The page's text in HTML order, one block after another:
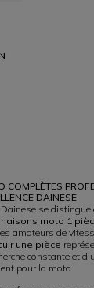
COMPLÈTES
DAINESE
se distingue
moto 1
amateurs de
une pièce
constante et
pour la moto.